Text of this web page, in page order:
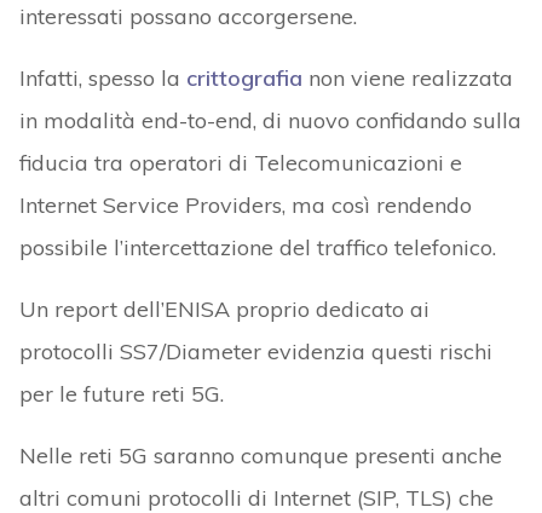
interessati possano accorgersene.
Infatti, spesso la crittografia non viene realizzata
in modalità end-to-end, di nuovo confidando sulla
fiducia tra operatori di Telecomunicazioni e
Internet Service Providers, ma così rendendo
possibile l’intercettazione del traffico telefonico.
Un report dell’ENISA proprio dedicato ai
protocolli SS7/Diameter evidenzia questi rischi
per le future reti 5G.
Nelle reti 5G saranno comunque presenti anche
altri comuni protocolli di Internet (SIP, TLS) che